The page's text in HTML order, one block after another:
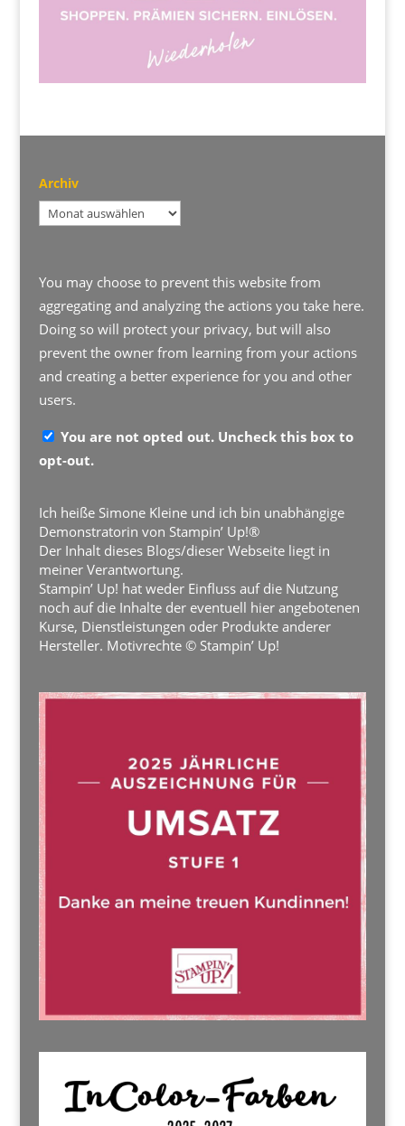
Archiv
Archiv
You may choose to prevent this website from
aggregating and analyzing the actions you take here.
Doing so will protect your privacy, but will also
prevent the owner from learning from your actions
and creating a better experience for you and other
users.
You are not opted out. Uncheck this box to
opt-out.
Ich heiße Simone Kleine und ich bin unabhängige
Demonstratorin von Stampin’ Up!®
Der Inhalt dieses Blogs/dieser Webseite liegt in
meiner Verantwortung.
Stampin’ Up! hat weder Einfluss auf die Nutzung
noch auf die Inhalte der eventuell hier angebotenen
Kurse, Dienstleistungen oder Produkte anderer
Hersteller. Motivrechte © Stampin’ Up!